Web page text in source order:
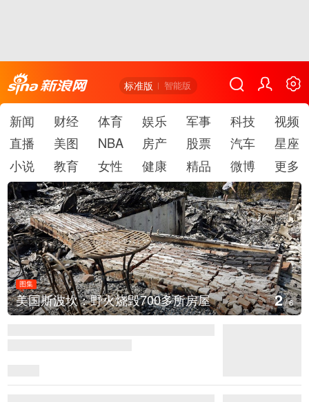
标准版 智能版
新闻 财经 体育 娱乐 军事 科技
视频
直播
美图 NBA 房产 股票 汽车
星座
小说
教育 女性 健康 精品 微博 更多
多所房屋
图集
叙利亚：大马士革发生
3/6